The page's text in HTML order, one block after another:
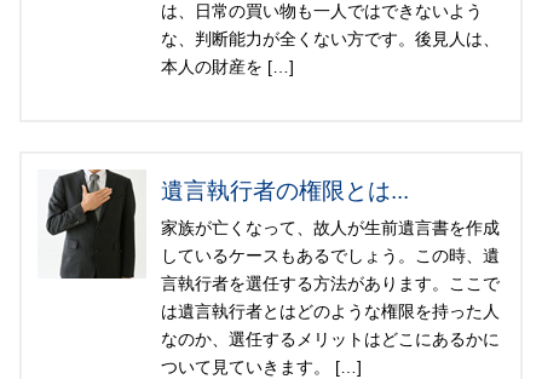
は、日常の買い物も一人ではできないよう
な、判断能力が全くない方です。後見人は、
本人の財産を […]
遺言執行者の権限とは...
家族が亡くなって、故人が生前遺言書を作成
しているケースもあるでしょう。この時、遺
言執行者を選任する方法があります。ここで
は遺言執行者とはどのような権限を持った人
なのか、選任するメリットはどこにあるかに
ついて見ていきます。 […]